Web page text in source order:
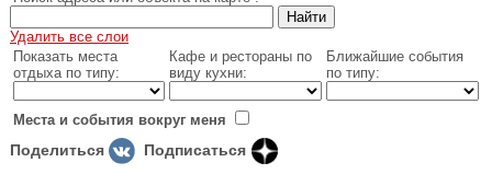
Удалить все слои
Показать места
отдыха по типу:
Кафе и рестораны по
виду кухни:
Ближайшие события
по типу:
Места и события вокруг меня
Поделиться Подписаться